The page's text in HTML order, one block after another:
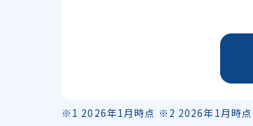
※1 2026年1月時点 ※2 2026年1月時点